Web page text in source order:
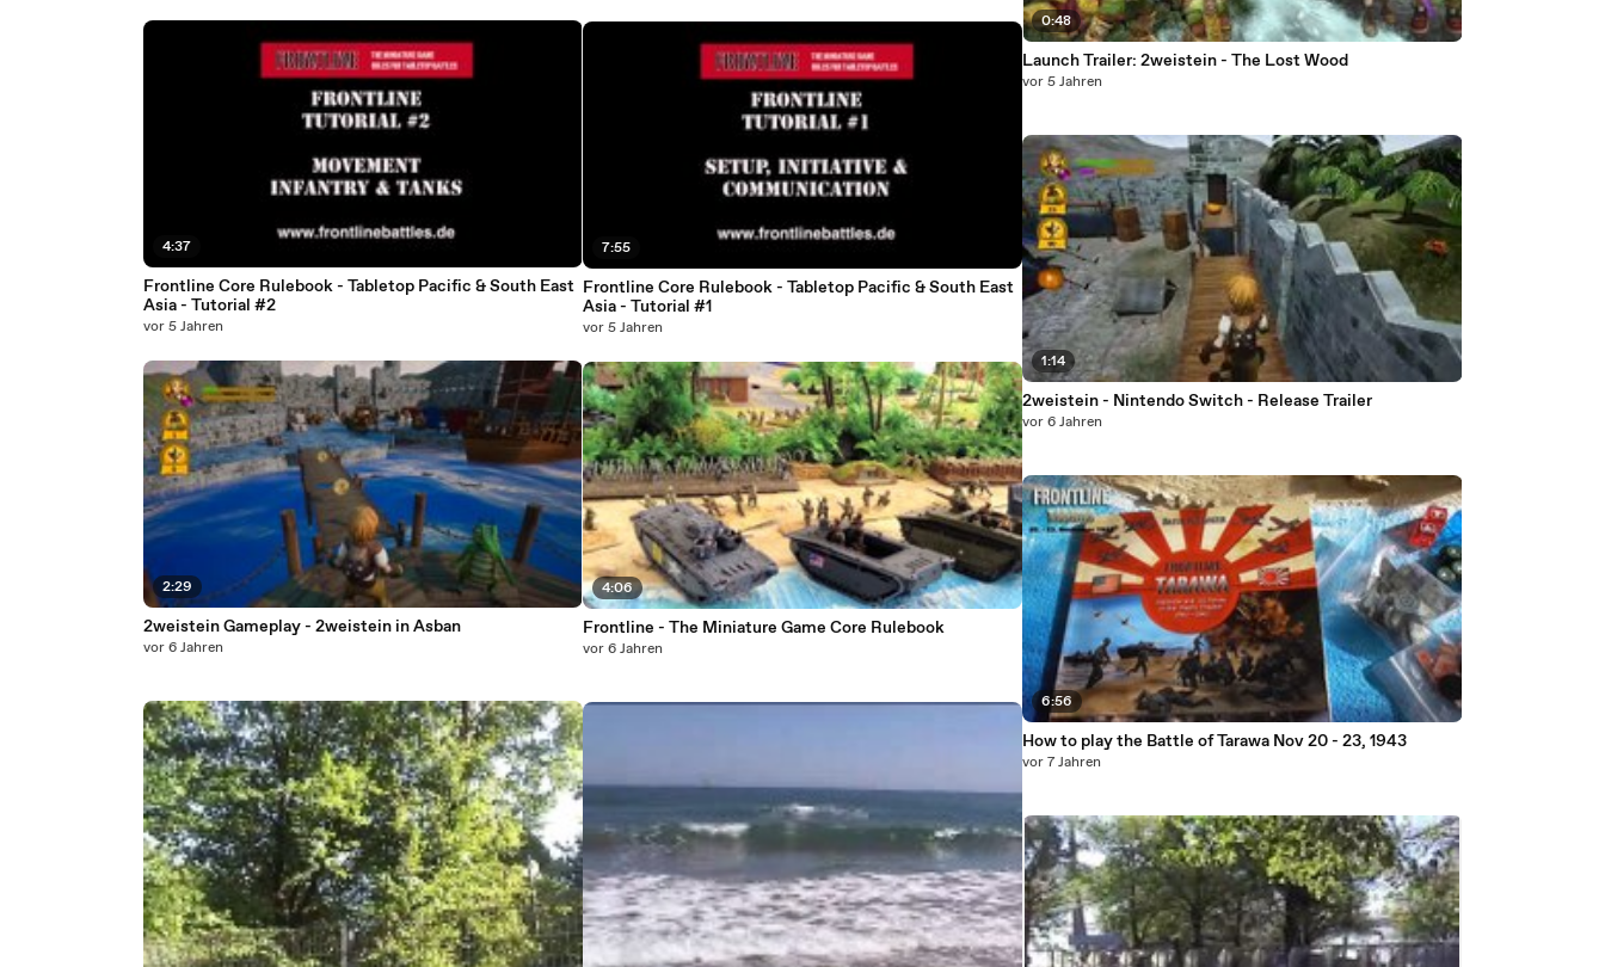
4:37
Frontline Core Rulebook - Tabletop Pacific & South East
Asia - Tutorial #2
vor 5 Jahren
2:29
2weistein Gameplay - 2weistein in Asban
vor 6 Jahren
7:55
Frontline Core Rulebook - Tabletop Pacific & South East
Asia - Tutorial #1
vor 5 Jahren
4:06
Frontline - The Miniature Game Core Rulebook
vor 6 Jahren
0:48
Launch Trailer: 2weistein - The Lost Wood
vor 5 Jahren
1:14
2weistein - Nintendo Switch - Release Trailer
vor 6 Jahren
6:56
How to play the Battle of Tarawa Nov 20 - 23, 1943
vor 7 Jahren